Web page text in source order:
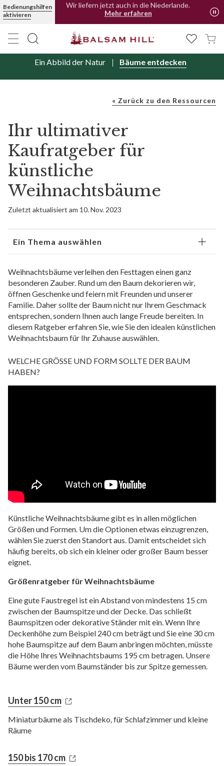
Bedienungshilfen
aktivieren
Wir liefern jetzt auch in die Niederlande.
Mehr erfahren
Ein Abbild der Natur Bäume entdecken
« Zurück zu den Ressourcen
Ihr ultimativer
Kaufratgeber für
künstliche
Weihnachtsbäume
Zuletzt aktualisiert am 10. Nov. 2023
Ein Thema auswählen
Weihnachtsbäume verleihen den Festtagen einen ganz
besonderen Zauber. Rund um den Baum dekorieren wir,
öffnen Geschenke und feiern mit Freunden und unserer
Familie. Daher sollte der Baum nicht nur Ihrem Geschmack
entsprechen, sondern Ihnen auch lange Freude bereiten. In
diesem Ratgeber erfahren Sie, wie Sie den idealen künstlichen
Weihnachtsbaum für Ihr Zuhause auswählen.
WELCHE GRÖSSE UND FORM SOLLTE DER BAUM
HABEN?
Künstliche Weihnachtsbäume gibt es in allen möglichen
Größen und Formen. Um die Optionen etwas einzugrenzen,
wählen Sie zuerst den Standort aus. Damit entscheidet sich
häufig bereits, ob sich ein kleiner oder großer Baum besser
eignet.
Größenratgeber für Weihnachtsbäume
Eine gute Faustregel ist ein Abstand von mindestens 15 cm
zwischen der Baumspitze und der Decke. Das schließt
Baumspitzen oder dekorative Ständer mit ein. Wenn Ihre
Deckenhöhe zum Beispiel 240 cm beträgt und Sie eine 30 cm
hohe Baumspitze auf dem Baum anbringen möchten, müsste
die Höhe Ihres Weihnachtsbaums 195 cm betragen. Unsere
Bäume werden vom Baumständer bis zur Spitze gemessen.
Unter 150 cm
Miniaturbäume als Tischdeko, für Schlafzimmer und kleine
Räume
150 bis 170 cm